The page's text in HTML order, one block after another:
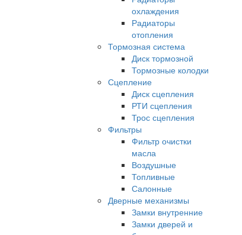
охлаждения
Радиаторы
отопления
Тормозная система
Диск тормозной
Тормозные колодки
Сцепление
Диск сцепления
РТИ сцепления
Трос сцепления
Фильтры
Фильтр очистки
масла
Воздушные
Топливные
Салонные
Дверные механизмы
Замки внутренние
Замки дверей и